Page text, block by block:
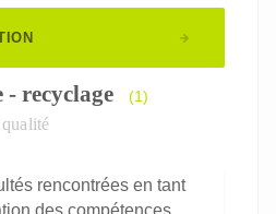
recyclage (1)
rencontrées en tant
des compétences